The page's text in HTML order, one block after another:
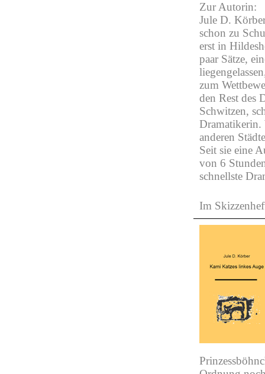
Zur Autorin:
Jule D.
schon zu
erst in
paar Sätze,
zum
den Rest des
Schwitzen,
Dramatikerin.
anderen
Seit sie eine
von 6
schnellste
Im